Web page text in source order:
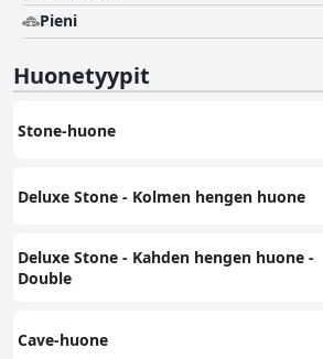
Pieni
Huonetyypit
Stone-huone
Deluxe Stone - Kolmen hengen huone
Deluxe Stone - Kahden hengen huone -
Double
Cave-huone